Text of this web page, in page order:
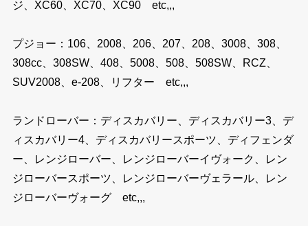
ジ、XC60、XC70、XC90 etc,,,
プジョー：106、2008、206、207、208、3008、308、
308cc、308SW、408、5008、508、508SW、RCZ、
SUV2008、e-208、リフター etc,,,
ランドローバー：ディスカバリー、ディスカバリー3、デ
ィスカバリー4、ディスカバリースポーツ、ディフェンダ
ー、レンジローバー、レンジローバーイヴォーク、レン
ジローバースポーツ、レンジローバーヴェラール、レン
ジローバーヴォーグ etc,,,